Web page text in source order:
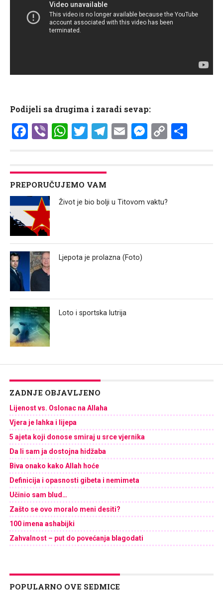
Podijeli sa drugima i zaradi sevap:
Facebook
ViberWhatsApp
Twitter
Telegram
EmailCopy
PREPORUČUJEMO VAM
Život je bio bolji u Titovom vaktu?
Ljepota je prolazna (Foto)
Loto i sportska lutrija
ZADNJE OBJAVLJENO
Lijenost vs. Oslonac na Allaha
Vjera je lahka i lijepa
5 ajeta koji donose smiraj u srce vjernika
Da li sam ja dostojna hidžaba
Biva onako kako Allah hoće
Definicija i opasnosti gibeta i nemimeta
Učinio sam blud…
Zašto se ovo moralo meni desiti?
100 imena ashabijki
Zahvalnost – put do povećanja blagodati
POPULARNO OVE SEDMICE